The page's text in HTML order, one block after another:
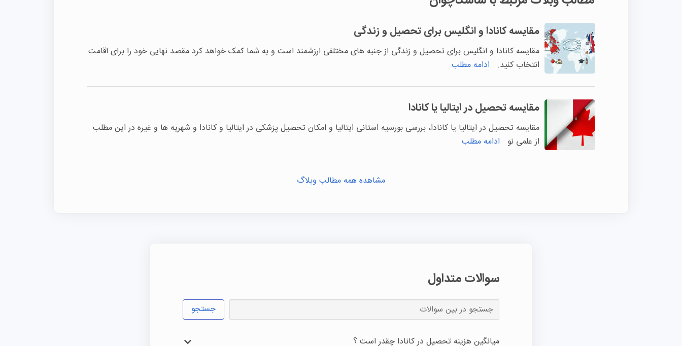
مقایسه کانادا و انگلیس برای تحصیل و زندگی
مقایسه کانادا و انگلیس برای تحصیل و زندگی از جنبه های مختلفی ارزشمند است و به شما کمک خواهد کرد مقصد نهایی خود را برای اقامت
انتخاب کنید.
ادامه مطلب
مقایسه تحصیل در ایتالیا یا کانادا
مقایسه تحصیل در ایتالیا یا کانادا، بررسی بورسیه استانی ایتالیا و امکان تحصیل پزشکی در ایتالیا و کانادا و شهریه ها و غیره در این مطلب
از علمی نو
ادامه مطلب
مشاهده همه مطالب وبلاگ
سوالات متداول
جستجو
میانگین هزینه تحصیل در کانادا چقدر است ؟